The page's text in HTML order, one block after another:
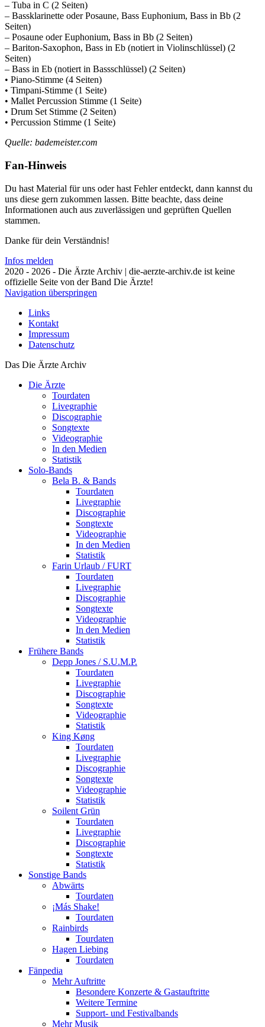
– Tuba in C (2 Seiten)
– Bassklarinette oder Posaune, Bass Euphonium, Bass in Bb (2
Seiten)
– Posaune oder Euphonium, Bass in Bb (2 Seiten)
– Bariton-Saxophon, Bass in Eb (notiert in Violinschlüssel) (2
Seiten)
– Bass in Eb (notiert in Bassschlüssel) (2 Seiten)
• Piano-Stimme (4 Seiten)
• Timpani-Stimme (1 Seite)
• Mallet Percussion Stimme (1 Seite)
• Drum Set Stimme (2 Seiten)
• Percussion Stimme (1 Seite)
Quelle: bademeister.com
Fan-Hinweis
Du hast Material für uns oder hast Fehler entdeckt, dann kannst du
uns diese gern zukommen lassen. Bitte beachte, dass deine
Informationen auch aus zuverlässigen und geprüften Quellen
stammen.
Danke für dein Verständnis!
Infos melden
2020 - 2026 - Die Ärzte Archiv | die-aerzte-archiv.de ist keine
offizielle Seite von der Band Die Ärzte!
Navigation überspringen
Links
Kontakt
Impressum
Datenschutz
Das Die Ärzte Archiv
Die Ärzte
Tourdaten
Livegraphie
Discographie
Songtexte
Videographie
In den Medien
Statistik
Solo-Bands
Bela B. & Bands
Tourdaten
Livegraphie
Discographie
Songtexte
Videographie
In den Medien
Statistik
Farin Urlaub / FURT
Tourdaten
Livegraphie
Discographie
Songtexte
Videographie
In den Medien
Statistik
Frühere Bands
Depp Jones / S.U.M.P.
Tourdaten
Livegraphie
Discographie
Songtexte
Videographie
Statistik
King Køng
Tourdaten
Livegraphie
Discographie
Songtexte
Videographie
Statistik
Soilent Grün
Tourdaten
Livegraphie
Discographie
Songtexte
Statistik
Sonstige Bands
Abwärts
Tourdaten
¡Más Shake!
Tourdaten
Rainbirds
Tourdaten
Hagen Liebing
Tourdaten
Fänpedia
Mehr Auftritte
Besondere Konzerte & Gastauftritte
Weitere Termine
Support- und Festivalbands
Mehr Musik